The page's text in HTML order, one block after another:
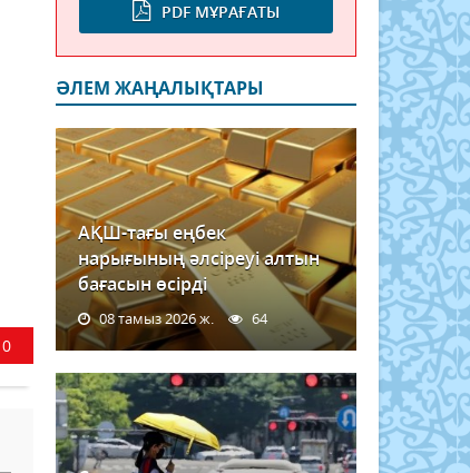
0
PDF МҰРАҒАТЫ
ӘЛЕМ ЖАҢАЛЫҚТАРЫ
АҚШ-тағы еңбек
нарығының әлсіреуі алтын
бағасын өсірді
08 тамыз 2026 ж. 64